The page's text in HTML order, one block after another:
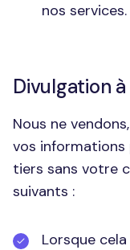
nos services.
Divulgation
Nous ne
vos informations
tiers sans votre
suivants :
Lorsque